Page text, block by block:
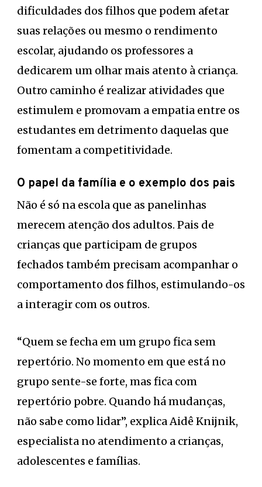
dificuldades dos filhos que podem afetar
suas relações ou mesmo o rendimento
escolar, ajudando os professores a
dedicarem um olhar mais atento à criança.
Outro caminho é realizar atividades que
estimulem e promovam a empatia entre os
estudantes em detrimento daquelas que
fomentam a competitividade.
O papel da família e o exemplo dos pais
Não é só na escola que as panelinhas
merecem atenção dos adultos. Pais de
crianças que participam de grupos
fechados também precisam acompanhar o
comportamento dos filhos, estimulando-os
a interagir com os outros.
“Quem se fecha em um grupo fica sem
repertório. No momento em que está no
grupo sente-se forte, mas fica com
repertório pobre. Quando há mudanças,
não sabe como lidar”, explica Aidê Knijnik,
especialista no atendimento a crianças,
adolescentes e famílias.